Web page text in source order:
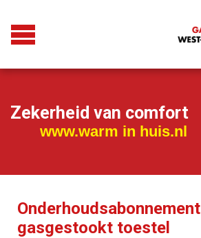
Zekerheid van comfort
www.warm in huis.nl
Onderhoudsabonnement
gasgestookt toestel